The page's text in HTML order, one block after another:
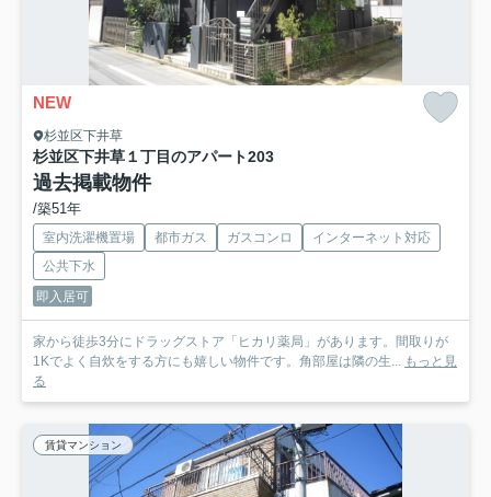
NEW
杉並区下井草
杉並区下井草１丁目のアパート203
過去掲載物件
/築51年
室内洗濯機置場 都市ガス ガスコンロ
インターネット対応
公共下水
即入居可
家から徒歩3分にドラッグストア「ヒカリ薬局」があります。間取りが
1Kでよく自炊をする方にも嬉しい物件です。角部屋は隣の生... もっと見
る
賃貸マンション